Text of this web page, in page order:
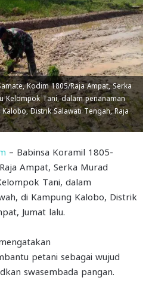
Kodim 1805/Raja Ampat, Serka
Kelompok Tani, dalam penanaman
Distrik Salawati Tengah, Raja
– Babinsa Koramil 1805-
Ampat, Serka Murad
Tani, dalam
di Kampung Kalobo, Distrik
Jumat lalu.
petani sebagai wujud
swasembada pangan.